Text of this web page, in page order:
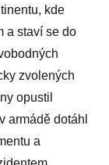
Pavla.
omyl,
podpora?
kde
a staví se do
zvolených
opustil
armádě dotáhl
a